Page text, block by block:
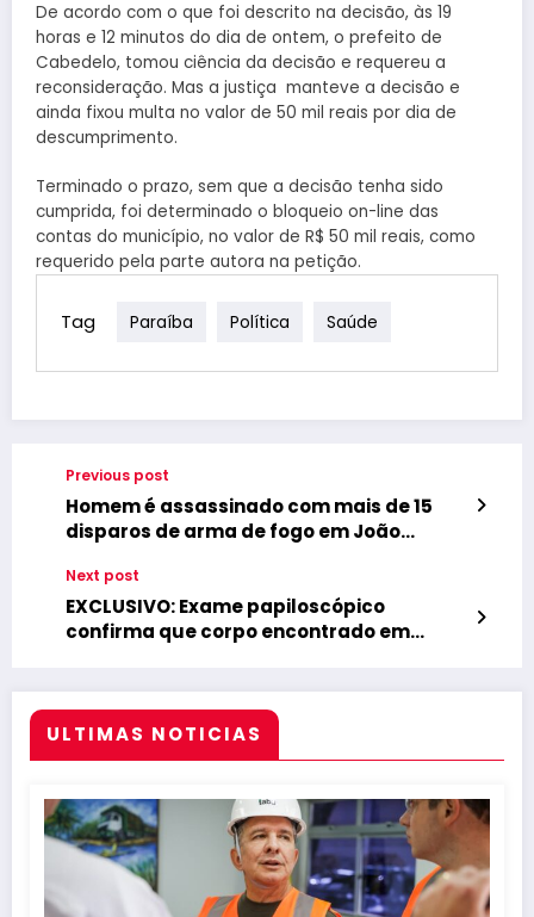
De acordo com o que foi descrito na decisão, às 19
horas e 12 minutos do dia de ontem, o prefeito de
Cabedelo, tomou ciência da decisão e requereu a
reconsideração. Mas a justiça manteve a decisão e
ainda fixou multa no valor de 50 mil reais por dia de
descumprimento.
Terminado o prazo, sem que a decisão tenha sido
cumprida, foi determinado o bloqueio on-line das
contas do município, no valor de R$ 50 mil reais, como
requerido pela parte autora na petição.
Tag Paraíba Política Saúde
Previous post
Homem é assassinado com mais de 15
disparos de arma de fogo em João
Next post
EXCLUSIVO: Exame papiloscópico
confirma que corpo encontrado em
ULTIMAS NOTICIAS